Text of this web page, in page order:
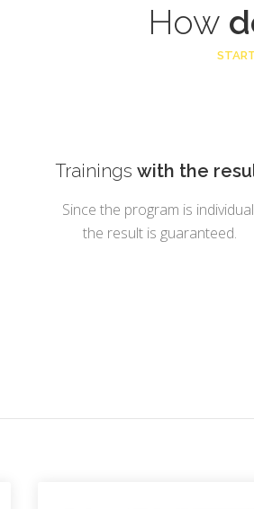
How
Trainings with the
Since the program is
the result is guaranteed.